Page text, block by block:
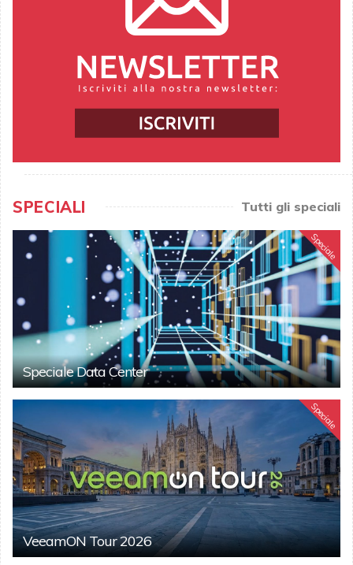
SPECIALI Tutti gli speciali
Speciale
Speciale Data Center
Speciale
VeeamON Tour 2026